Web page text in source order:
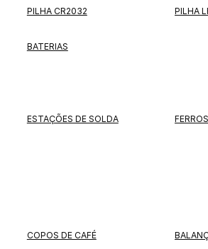
PILHA CR2032 PILHA
BATERIAS
ESTAÇÕES DE SOLDA
COPOS DE CAFÉ